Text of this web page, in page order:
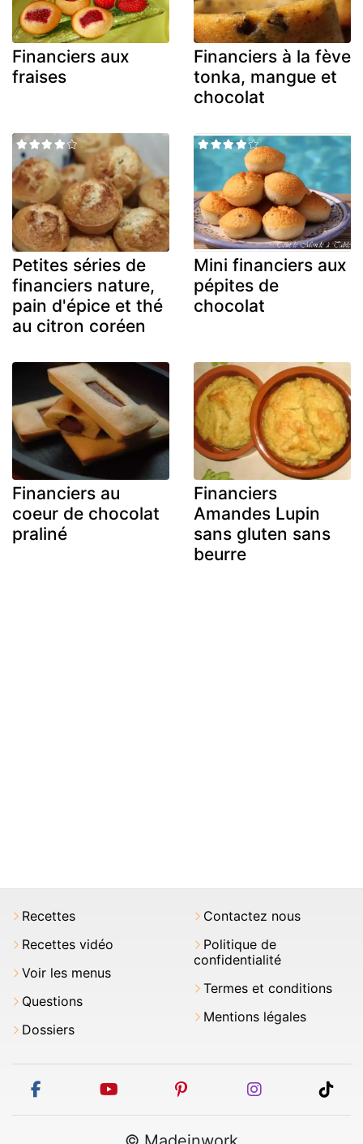
Financiers aux
fraises
Financiers à la fève
tonka, mangue et
chocolat
Petites séries de
financiers nature,
pain d'épice et thé
au citron coréen
Mini financiers aux
pépites de
chocolat
Financiers au
coeur de chocolat
praliné
Financiers
Amandes Lupin
sans gluten sans
beurre
Recettes
Recettes vidéo
Voir les menus
Questions
Dossiers
Contactez nous
Politique de
confidentialité
Termes et conditions
Mentions légales
facebook youtube pinterest instagram